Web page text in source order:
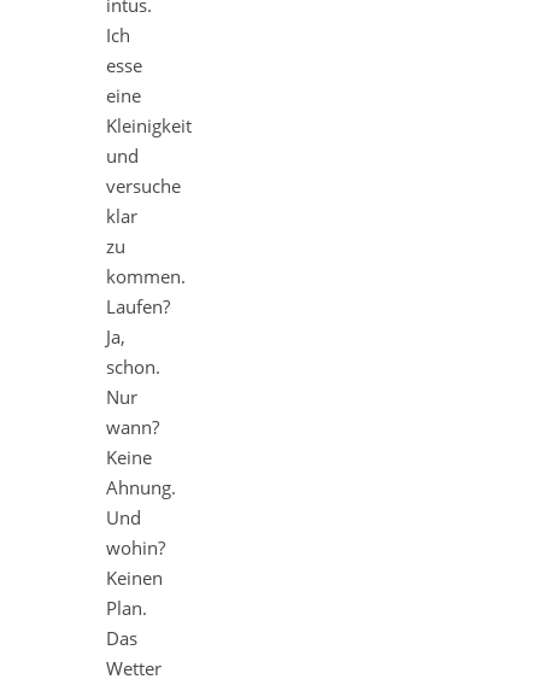
intus.
Ich
esse
eine
Kleinigkeit
und
versuche
klar
zu
kommen.
Laufen?
Ja,
schon.
Nur
wann?
Keine
Ahnung.
Und
wohin?
Keinen
Plan.
Das
Wetter